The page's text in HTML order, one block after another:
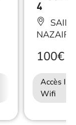
4
NAZAIRE
100€/
Accès
Wifi